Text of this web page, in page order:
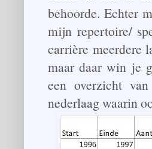
behoorde. Echter
mijn repertoire/
carrière meerdere
maar daar win je
een overzicht
nederlaag waarin